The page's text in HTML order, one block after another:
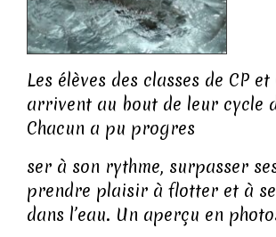
Les élèves des classes de CP et
arrivent au bout de leur cycle
Chacun a pu progres
ser à son rythme, surpasser
prendre plaisir à flotter et à
dans l’eau. Un aperçu en